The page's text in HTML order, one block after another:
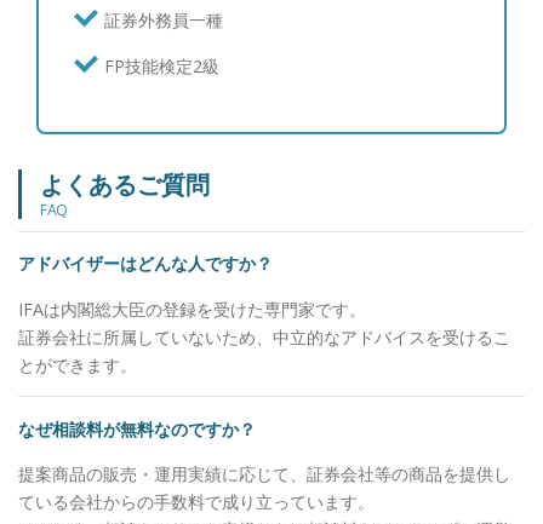
が高まっていることは事実であり、あらゆる金融機
ルベースアプローチ）の提案が主流となってきてい
支える関係性が前提になります。その点わたしたち
マもありませんから、生涯担当を実現できる立場に
将来共に迎えることが出来ます。ぜひ一緒に安心の
未来に向けて歩んでいきましょう。 ●プライベート
まれ。 ・モチベーションの向上と健康を考え、休
日と可能な限り平日の朝、起床してから30分以内に
ランニングに出掛け、気持ちの良い空気と太陽を浴
びることでリフレッシュしております。起床してす
ぐに日光を浴びることは心の健康にも非常に良い効
用があるようです！ 家族との過ごし方も大きく変
化があり、前職では難しかったのですが平日に家族
全員で食卓を囲む事ができるようになり、週末の金
証券外務員一種
FP技能検定2級
よくあるご質問
FAQ
アドバイザーはどんな人ですか？
IFAは内閣総大臣の登録を受けた専門家です。
証券会社に所属していないため、中立的なアドバイスを受けるこ
とができます。
なぜ相談料が無料なのですか？
提案商品の販売・運用実績に応じて、証券会社等の商品を提供し
ている会社からの手数料で成り立っています。